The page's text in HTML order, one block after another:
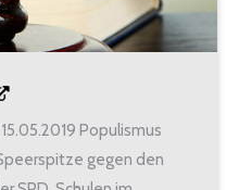
Populismus
gegen den